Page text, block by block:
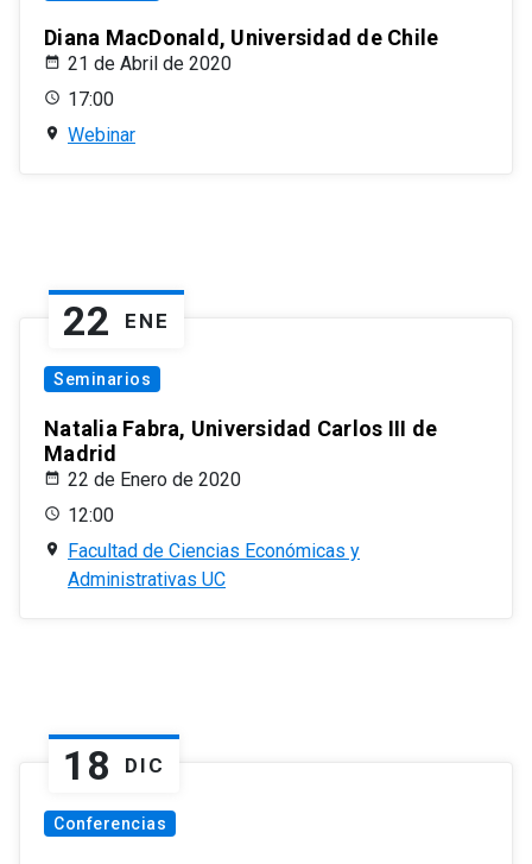
Diana MacDonald, Universidad de Chile
21 de Abril de 2020
17:00
Webinar
22 ENE
Seminarios
Natalia Fabra, Universidad Carlos III de
Madrid
22 de Enero de 2020
12:00
Facultad de Ciencias Económicas y
Administrativas UC
18 DIC
Conferencias